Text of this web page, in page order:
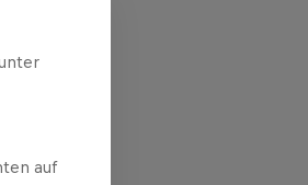
auf